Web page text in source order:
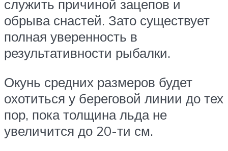
служить причиной зацепов и
обрыва снастей. Зато существует
полная уверенность в
результативности рыбалки.
Окунь средних размеров будет
охотиться у береговой линии до тех
пор, пока толщина льда не
увеличится до 20-ти см.